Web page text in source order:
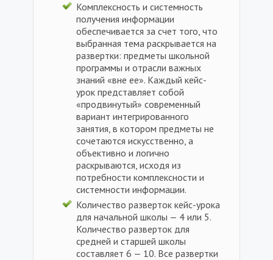
Комплексность и системность
получения информации
обеспечивается за счет того, что
выбранная тема раскрывается на
развертки: предметы школьной
программы и отрасли важных
знаний «вне ее». Каждый кейс-
урок представляет собой
«продвинутый» современный
вариант интегрированного
занятия, в котором предметы не
сочетаются искусственно, а
объективно и логично
раскрываются, исходя из
потребности комплексности и
системности информации.
Количество разверток кейс-урока
для начальной школы — 4 или 5.
Количество разверток для
средней и старшей школы
составляет 6 — 10. Все развертки